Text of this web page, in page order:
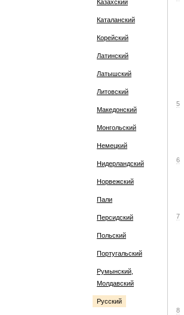
Казахский
Каталанский
Корейский
Латинский
Латышский
Литовский
Македонский
Монгольский
Немецкий
Нидерландский
Норвежский
Пали
Персидский
Польский
Португальский
Румынский,
Молдавский
Русский
5
6
7
8